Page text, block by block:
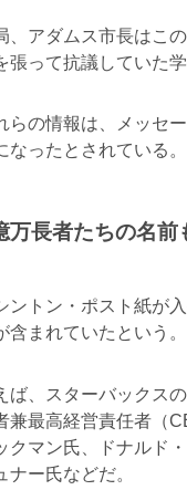
、アダムス市長はこ
張って抗議していた
らの情報は、メッセ
なったとされている。
万長者たちの名前
ントン・ポスト紙が
含まれていたという。
ば、スターバックス
兼最高経営責任者（
クマン氏、ドナルド
ナー氏などだ。